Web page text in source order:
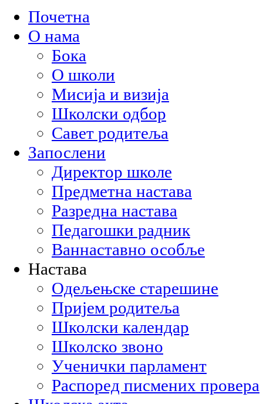
Почетна
О нама
Бока
О школи
Мисија и визија
Школски одбор
Савет родитеља
Запослени
Директор школе
Предметна настава
Разредна настава
Педагошки радник
Ваннаставно особље
Настава
Одељењске старешине
Пријем родитеља
Школски календар
Школско звоно
Ученички парламент
Распоред писмених провера